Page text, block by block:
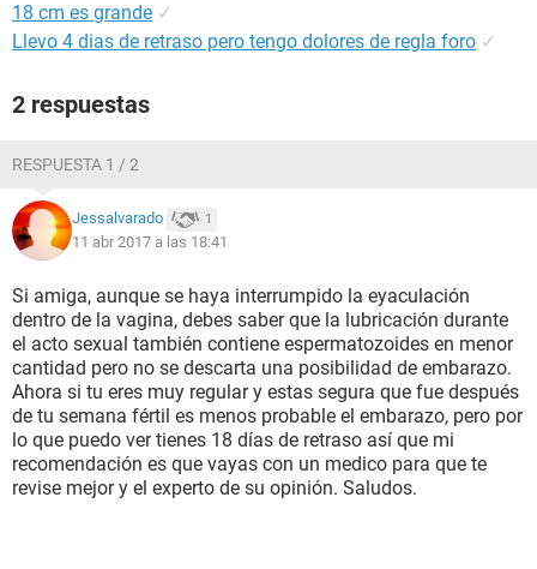
18 cm es grande ✓
Llevo 4 dias de retraso pero tengo dolores de regla foro ✓
2 respuestas
RESPUESTA 1 / 2
Jessalvarado 1
11 abr 2017 a las 18:41
Si amiga, aunque se haya interrumpido la eyaculación
dentro de la vagina, debes saber que la lubricación durante
el acto sexual también contiene espermatozoides en menor
cantidad pero no se descarta una posibilidad de embarazo.
Ahora si tu eres muy regular y estas segura que fue después
de tu semana fértil es menos probable el embarazo, pero por
lo que puedo ver tienes 18 días de retraso así que mi
recomendación es que vayas con un medico para que te
revise mejor y el experto de su opinión. Saludos.